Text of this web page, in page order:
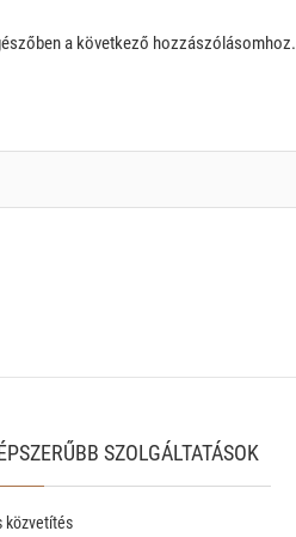
a következő hozzászólásomhoz.
SZOLGÁLTATÁSOK
közvetítés